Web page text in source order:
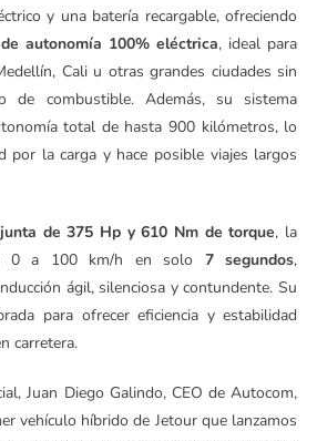
y una batería recargable, ofreciendo
autonomía 100% eléctrica, ideal para
Cali u otras grandes ciudades sin
de combustible. Además, su sistema
total de hasta 900 kilómetros, lo
por la carga y hace posible viajes largos
de 375 Hp y 610 Nm de torque, la
0 a 100 km/h en solo 7 segundos,
ágil, silenciosa y contundente. Su
para ofrecer eficiencia y estabilidad
carretera.
Juan Diego Galindo, CEO de Autocom,
vehículo híbrido de Jetour que lanzamos